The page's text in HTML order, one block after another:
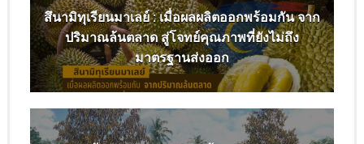
สึนามิทุเรียนมาเลย์ : เมื่อผลผลิตออกพร้อมกัน จาก
ปริมาณล้นตลาด สู่โจทย์คุณภาพที่ยังไม่ถึง
มาตรฐานส่งออก